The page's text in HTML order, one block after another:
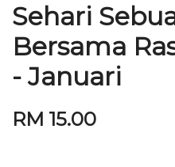
Sehari
Bersama
- Januari
RM 15.00